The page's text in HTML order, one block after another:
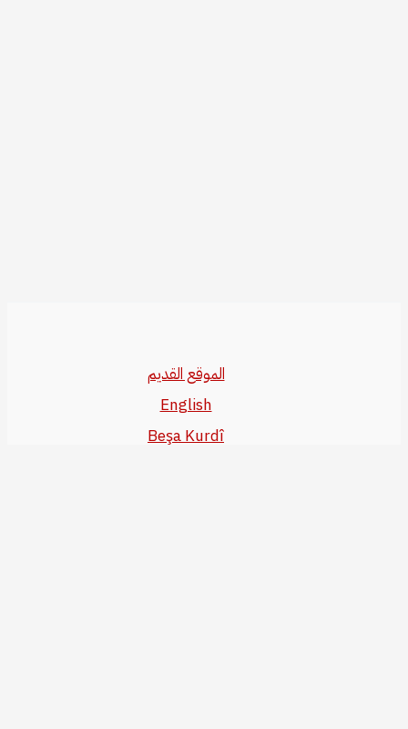
الموقع القديم
English
Beşa Kurdî